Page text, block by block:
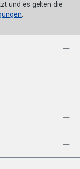
und es gelten die
.